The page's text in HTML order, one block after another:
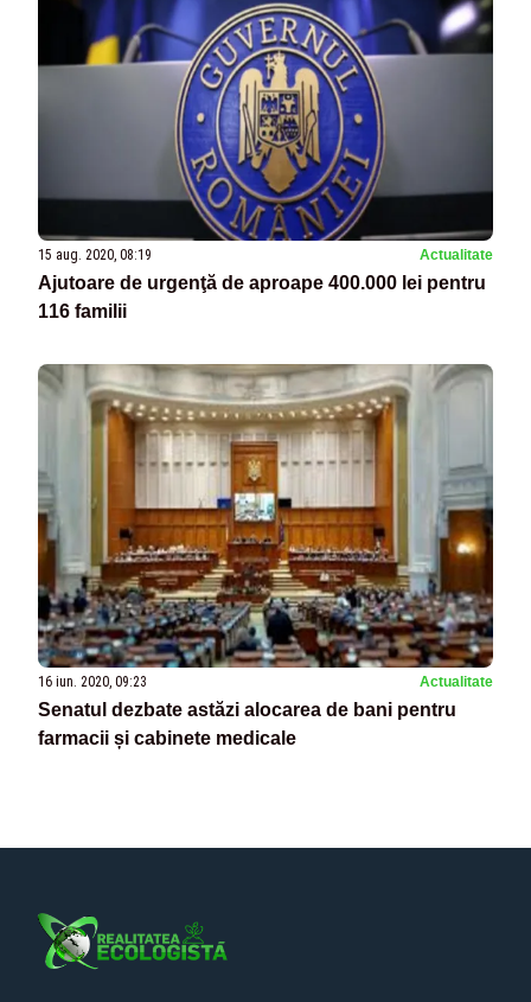
15 aug. 2020, 08:19 Actualitate
Ajutoare de urgenţă de aproape 400.000 lei pentru
116 familii
16 iun. 2020, 09:23 Actualitate
Senatul dezbate astăzi alocarea de bani pentru
farmacii și cabinete medicale